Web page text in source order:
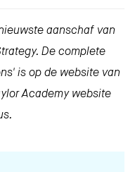
aanschaf van
De complete
is op de website van
Academy website
.